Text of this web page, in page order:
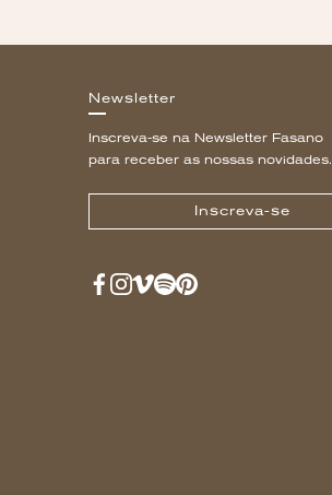
Newsletter
Inscreva-se na Newsletter Fasano
para receber as nossas novidades.
Inscreva-se